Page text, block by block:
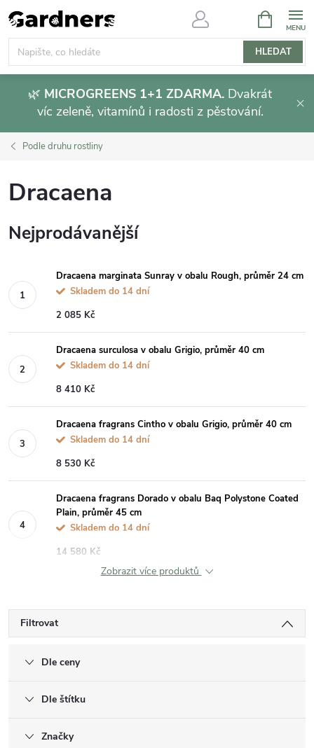
Přejít
na
obsah
HLEDAT
NÁKUPNÍ
KOŠÍK
🌿 MICROGREENS 1+1 ZDARMA. Dvakrát
víc zeleně, vitamínů i radosti z pěstování.
Podle druhu rostliny
Dracaena
Nejprodávanější
Dracaena marginata Sunray v obalu Rough, průměr 24 cm
Skladem do 14 dní
2 085 Kč
Dracaena surculosa v obalu Grigio, průměr 40 cm
Skladem do 14 dní
8 410 Kč
Dracaena fragrans Cintho v obalu Grigio, průměr 40 cm
Skladem do 14 dní
8 530 Kč
Dracaena fragrans Dorado v obalu Baq Polystone Coated
Plain, průměr 45 cm
Skladem do 14 dní
14 580 Kč
Zobrazit více produktů
Filtrovat
Dle ceny
Dle štítku
Značky